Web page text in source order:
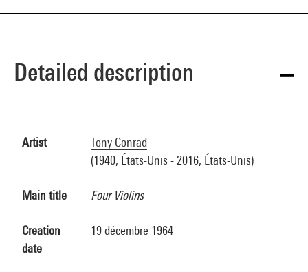
Detailed description
Artist
Tony Conrad
(1940, États-Unis - 2016, États-Unis)
Main title Four Violins
Creation
date
19 décembre 1964